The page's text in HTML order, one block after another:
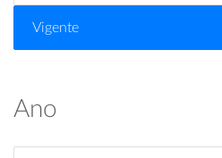
Vigente
Ano